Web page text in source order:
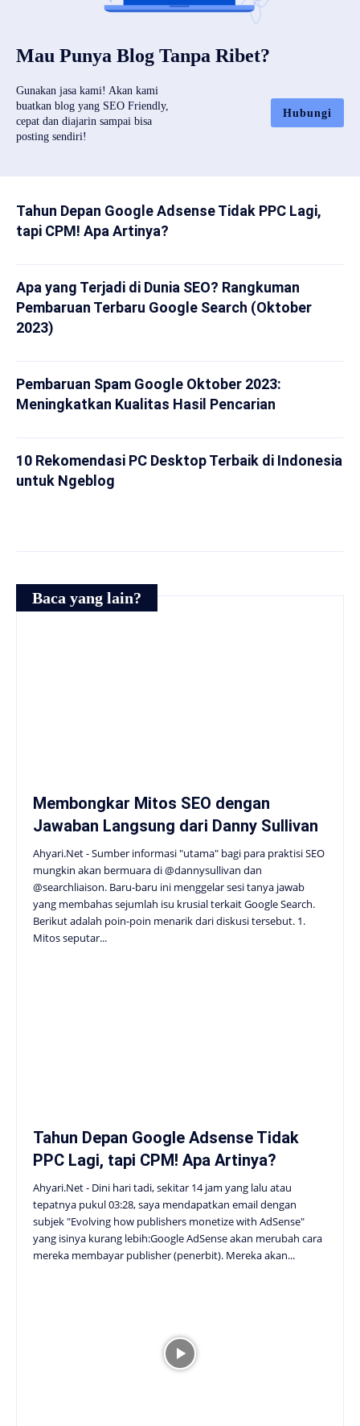
Mau Punya Blog Tanpa Ribet?
Gunakan jasa kami! Akan kami
buatkan blog yang SEO Friendly,
cepat dan diajarin sampai bisa
posting sendiri!
Hubungi
Tahun Depan Google Adsense Tidak PPC Lagi,
tapi CPM! Apa Artinya?
Apa yang Terjadi di Dunia SEO? Rangkuman
Pembaruan Terbaru Google Search (Oktober
2023)
Pembaruan Spam Google Oktober 2023:
Meningkatkan Kualitas Hasil Pencarian
10 Rekomendasi PC Desktop Terbaik di Indonesia
untuk Ngeblog
Baca yang lain?
Membongkar Mitos SEO dengan
Jawaban Langsung dari Danny Sullivan
Ahyari.Net - Sumber informasi "utama" bagi para praktisi SEO
mungkin akan bermuara di @dannysullivan dan
@searchliaison. Baru-baru ini menggelar sesi tanya jawab
yang membahas sejumlah isu krusial terkait Google Search.
Berikut adalah poin-poin menarik dari diskusi tersebut. 1.
Mitos seputar...
Tahun Depan Google Adsense Tidak
PPC Lagi, tapi CPM! Apa Artinya?
Ahyari.Net - Dini hari tadi, sekitar 14 jam yang lalu atau
tepatnya pukul 03:28, saya mendapatkan email dengan
subjek "Evolving how publishers monetize with AdSense"
yang isinya kurang lebih:Google AdSense akan merubah cara
mereka membayar publisher (penerbit). Mereka akan...